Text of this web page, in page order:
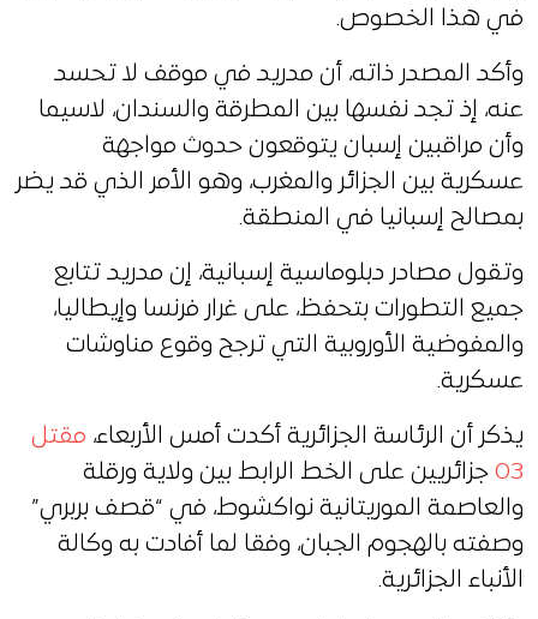
في هذا الخصوص.
وأكد المصدر ذاته، أن مدريد في موقف لا تحسد
عنه، إذ تجد نفسها بين المطرقة والسندان، لاسيما
وأن مراقبين إسبان يتوقعون حدوث مواجهة
عسكرية بين الجزائر والمغرب، وهو الأمر الذي قد يضر
بمصالح إسبانيا في المنطقة.
وتقول مصادر دبلوماسية إسبانية، إن مدريد تتابع
جميع التطورات بتحفظ، على غرار فرنسا وإيطاليا،
والمفوضية الأوروبية التي ترجح وقوع مناوشات
عسكرية.
يذكر أن الرئاسة الجزائرية أكدت أمس الأربعاء، مقتل
03 جزائريين على الخط الرابط بين ولاية ورقلة
والعاصمة الموريتانية نواكشوط، في “قصف بربري”
وصفته بالهجوم الجبان، وفقا لما أفادت به وكالة
الأنباء الجزائرية.